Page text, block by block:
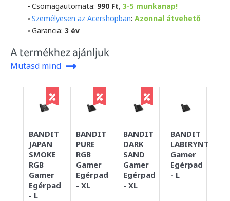
Csomagautomata: 990 Ft, 3-5 munkanap!
Személyesen az Acershopban: Azonnal átvehető
Garancia: 3 év
A termékhez ajánljuk
Mutasd mind
BANDIT
JAPAN
SMOKE
RGB
Gamer
Egérpad
- L
BANDIT
PURE
RGB
Gamer
Egérpad
- XL
BANDIT
DARK
SAND
Gamer
Egérpad
- XL
BANDIT
LABIRYNTH
Gamer
Egérpad
- L